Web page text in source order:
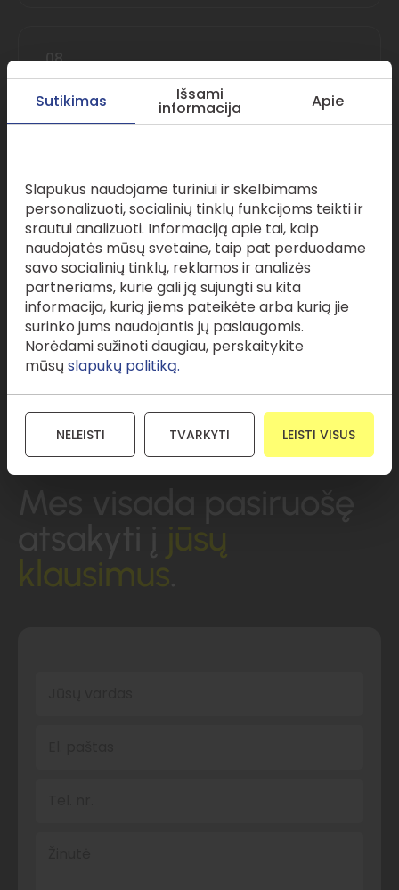
08.
Šeimos įmonių turto apsaugos
09.
Asmeninio ir verslo turto atskyrimas
Grįžti į sąrašą
Mes visada pasiruošę
atsakyti į jūsų
klausimus
Sutikimas Išsami
informacija Apie
Slapukus naudojame turiniui ir skelbimams
personalizuoti, socialinių tinklų funkcijoms teikti ir
srautui analizuoti. Informaciją apie tai, kaip
naudojatės mūsų svetaine, taip pat perduodame
savo socialinių tinklų, reklamos ir analizės
partneriams, kurie gali ją sujungti su kita
informacija, kurią jiems pateikėte arba kurią jie
surinko jums naudojantis jų paslaugomis.
Norėdami sužinoti daugiau, perskaitykite
mūsų slapukų politiką.
NELEISTI TVARKYTI LEISTI VISUS